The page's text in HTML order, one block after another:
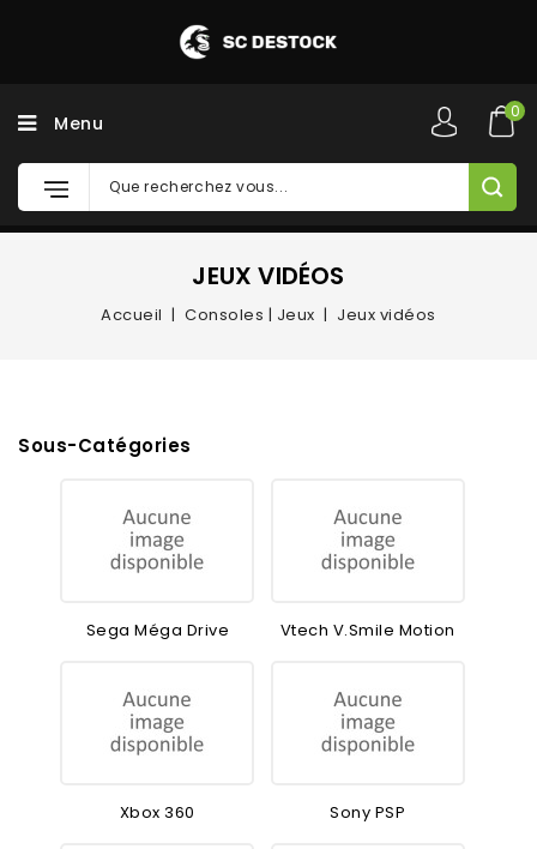
Menu
0
JEUX VIDÉOS
Accueil Consoles | Jeux Jeux vidéos
Sous-Catégories
Sega Méga Drive Vtech V.Smile Motion
Xbox 360 Sony PSP